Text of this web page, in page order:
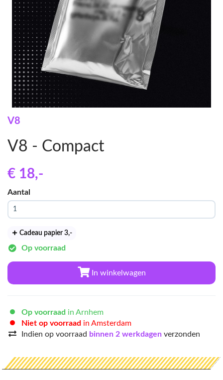
V8
V8 - Compact
€ 18,-
Aantal
Cadeau papier 3,-
Op voorraad
In winkelwagen
Op voorraad in Arnhem
Niet op voorraad in Amsterdam
Indien op voorraad binnen 2 werkdagen verzonden